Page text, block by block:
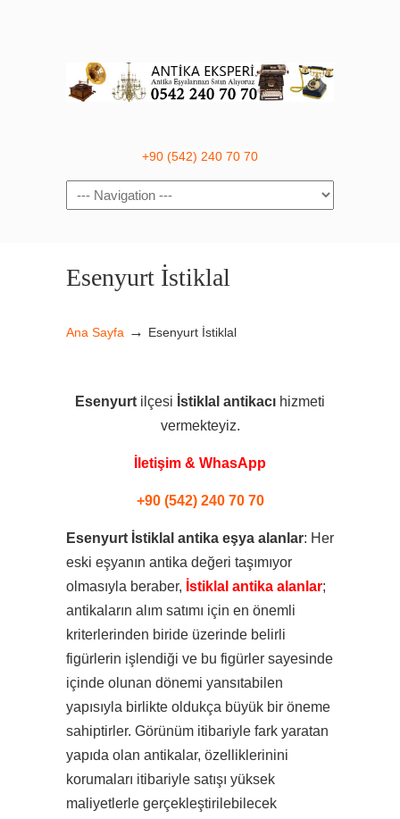
+90 (542) 240 70 70
Navigation
Esenyurt İstiklal
Ana Sayfa → Esenyurt İstiklal
Esenyurt ilçesi İstiklal antikacı hizmeti
vermekteyiz.
İletişim & WhasApp
+90 (542) 240 70 70
Esenyurt İstiklal antika eşya alanlar: Her
eski eşyanın antika değeri taşımıyor
olmasıyla beraber, İstiklal antika alanlar;
antikaların alım satımı için en önemli
kriterlerinden biride üzerinde belirli
figürlerin işlendiği ve bu figürler sayesinde
içinde olunan dönemi yansıtabilen
yapısıyla birlikte oldukça büyük bir öneme
sahiptirler. Görünüm itibariyle fark yaratan
yapıda olan antikalar, özelliklerinini
korumaları itibariyle satışı yüksek
maliyetlerle gerçekleştirilebilecek